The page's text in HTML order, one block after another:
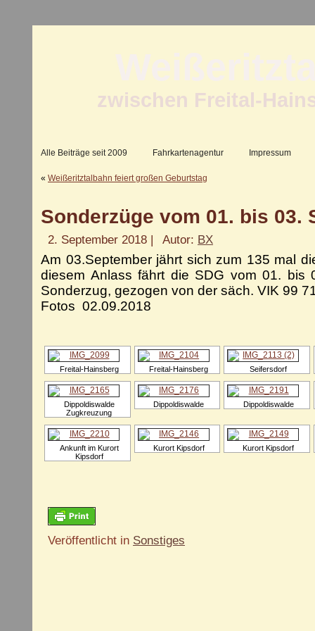
zwischen Freital-
Alle Beiträge seit 2009 Fahrkartenagentur Impressum
« Weißeritztalbahn feiert großen Geburtstag
Sonderzüge vom 01. bis 03.
2. September 2018 | Autor: BX
Am 03.September jährt sich zum 135 mal
diesem Anlass fährt die SDG vom 01. bis
Sonderzug, gezogen von der säch. VIK 99
Fotos 02.09.2018
Freital-Hainsberg Freital-Hainsberg Seifersdorf
Dippoldiswalde
Zugkreuzung
Dippoldiswalde Dippoldiswalde
Ankunft im Kurort
Kipsdorf
Kurort Kipsdorf Kurort Kipsdorf
Veröffentlicht in Sonstiges